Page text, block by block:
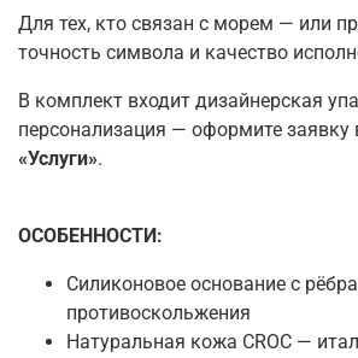
Для тех, кто связан с морем — или
точность символа и качество
В комплект входит дизайнерская
персонализация — оформите заявку
«Услуги».
ОСОБЕННОСТИ:
Силиконовое основание с
противоскольжения
Натуральная кожа CROC —